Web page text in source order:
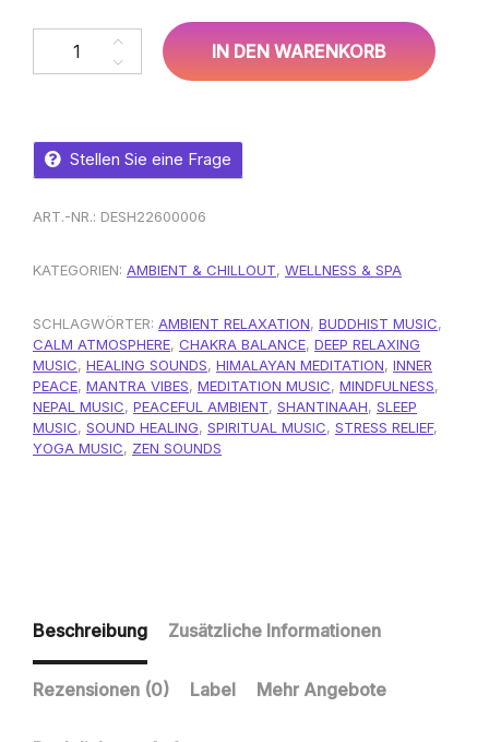
LoopWrx – Monastery Menge
IN DEN WARENKORB
Stellen Sie eine Frage
ART.-NR.: DESH22600006
KATEGORIEN: AMBIENT & CHILLOUT, WELLNESS & SPA
SCHLAGWÖRTER: AMBIENT RELAXATION, BUDDHIST MUSIC,
CALM ATMOSPHERE, CHAKRA BALANCE, DEEP RELAXING
MUSIC, HEALING SOUNDS, HIMALAYAN MEDITATION, INNER
PEACE, MANTRA VIBES, MEDITATION MUSIC, MINDFULNESS,
NEPAL MUSIC, PEACEFUL AMBIENT, SHANTINAAH, SLEEP
MUSIC, SOUND HEALING, SPIRITUAL MUSIC, STRESS RELIEF,
YOGA MUSIC, ZEN SOUNDS
Beschreibung Zusätzliche Informationen
Rezensionen (0) Label Mehr Angebote